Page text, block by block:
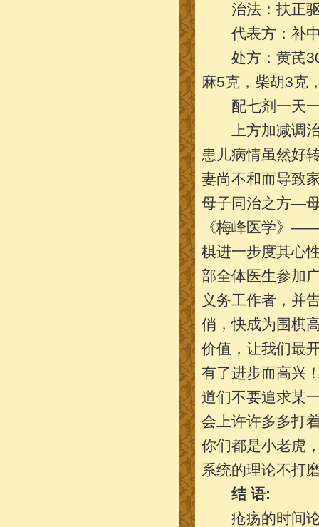
治法：扶正驱
代表方：补中
处方：黄芪30
麻5克，柴胡3克
配七剂一天一
上方加减调治
患儿病情虽然好
妻尚不和而导致
母子同治之方—
《梅峰医学》
棋进一步度其心
部全体医生参加
义务工作者，并
俏，快成为围棋
价值，让我们最
有了进步而高兴
道们不要追求某
会上许许多多打
你们都是小老虎
系统的理论不打
结 语:
疮疡的时间论